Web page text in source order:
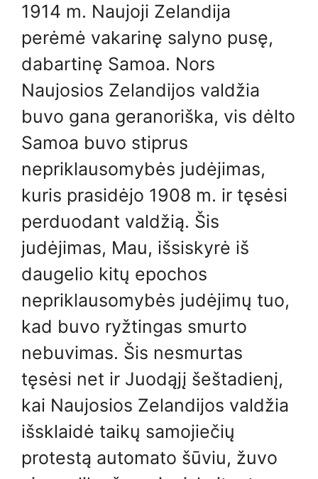
1914 m. Naujoji Zelandija
perėmė vakarinę salyno pusę,
dabartinę Samoa. Nors
Naujosios Zelandijos valdžia
buvo gana geranoriška, vis dėlto
Samoa buvo stiprus
nepriklausomybės judėjimas,
kuris prasidėjo 1908 m. ir tęsėsi
perduodant valdžią. Šis
judėjimas, Mau, išsiskyrė iš
daugelio kitų epochos
nepriklausomybės judėjimų tuo,
kad buvo ryžtingas smurto
nebuvimas. Šis nesmurtas
tęsėsi net ir Juodąjį šeštadienį,
kai Naujosios Zelandijos valdžia
išsklaidė taikų samojiečių
protestą automato šūviu, žuvo